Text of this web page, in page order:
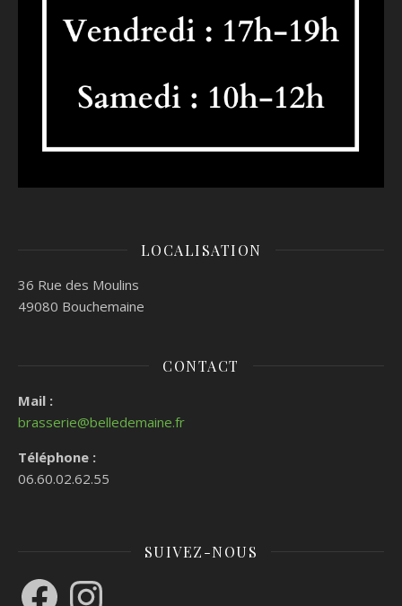
LOCALISATION
36 Rue des Moulins
49080 Bouchemaine
CONTACT
Mail :
brasserie@belledemaine.fr
Téléphone :
06.60.02.62.55
SUIVEZ-NOUS
FacebookInstagram